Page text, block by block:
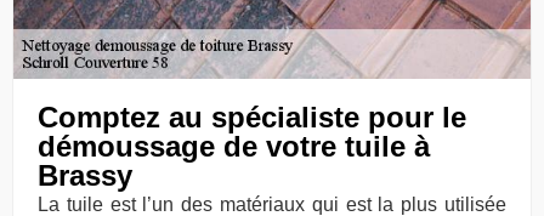
Comptez au spécialiste pour le
démoussage de votre tuile à
Brassy
La tuile est l’un des matériaux qui est la plus utilisée